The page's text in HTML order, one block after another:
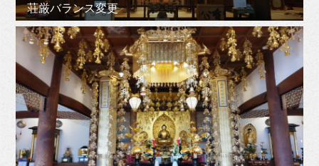
荘厳バランス変更